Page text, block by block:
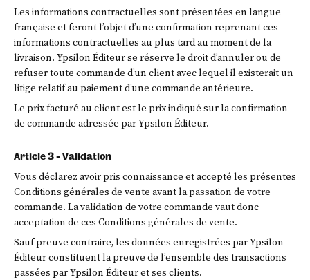
Les informations contractuelles sont présentées en langue
française et feront l’objet d’une confirmation reprenant ces
informations contractuelles au plus tard au moment de la
livraison. Ypsilon Éditeur se réserve le droit d’annuler ou de
refuser toute commande d’un client avec lequel il existerait un
litige relatif au paiement d’une commande antérieure.
Le prix facturé au client est le prix indiqué sur la confirmation
de commande adressée par Ypsilon Éditeur.
Article 3 - Validation
Vous déclarez avoir pris connaissance et accepté les présentes
Conditions générales de vente avant la passation de votre
commande. La validation de votre commande vaut donc
acceptation de ces Conditions générales de vente.
Sauf preuve contraire, les données enregistrées par Ypsilon
Éditeur constituent la preuve de l’ensemble des transactions
passées par Ypsilon Éditeur et ses clients.